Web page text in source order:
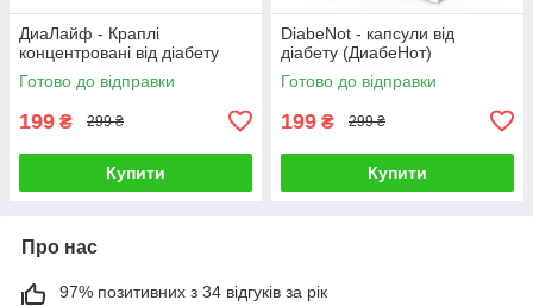
ДиаЛайф - Краплі
концентровані від діабету
Готово до відправки
199 ₴ 299 ₴
Купити
DiabeNot - капсули від
діабету (ДиабеНот)
Готово до відправки
199 ₴ 299 ₴
Купити
Про нас
97% позитивних з 34 відгуків за рік